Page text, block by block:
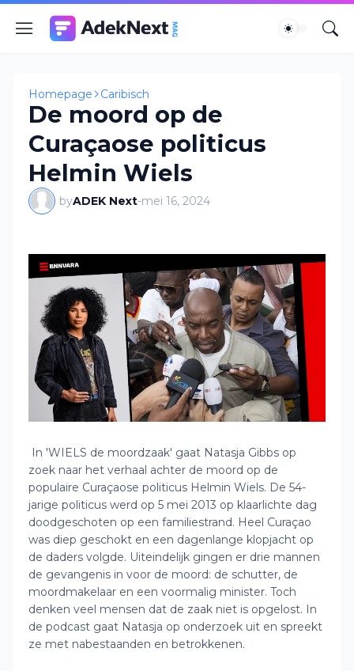
Homepage Caribisch
De moord op de
Curaçaose politicus
Helmin Wiels
byADEK Next-mei 16, 2024
In 'WIELS de moordzaak' gaat Natasja Gibbs op
zoek naar het verhaal achter de moord op de
populaire Curaçaose politicus Helmin Wiels. De 54-
jarige politicus werd op 5 mei 2013 op klaarlichte dag
doodgeschoten op een familiestrand. Heel Curaçao
was diep geschokt en een dagenlange klopjacht op
de daders volgde. Uiteindelijk gingen er drie mannen
de gevangenis in voor de moord: de schutter, de
moordmakelaar en een voormalig minister. Toch
denken veel mensen dat de zaak niet is opgelost. In
de podcast gaat Natasja op onderzoek uit en spreekt
ze met nabestaanden en betrokkenen.